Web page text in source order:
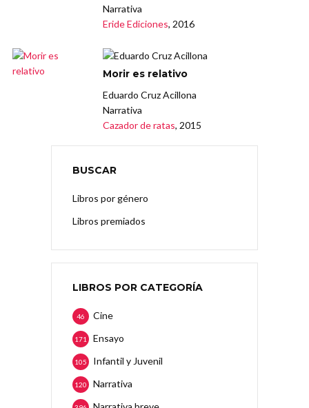
Narrativa
Eride Ediciones, 2016
Morir es relativo
Eduardo Cruz Acillona
Narrativa
Cazador de ratas, 2015
BUSCAR
Libros por género
Libros premiados
LIBROS POR CATEGORÍA
Cine
46
Ensayo
171
Infantil y Juvenil
105
Narrativa
120